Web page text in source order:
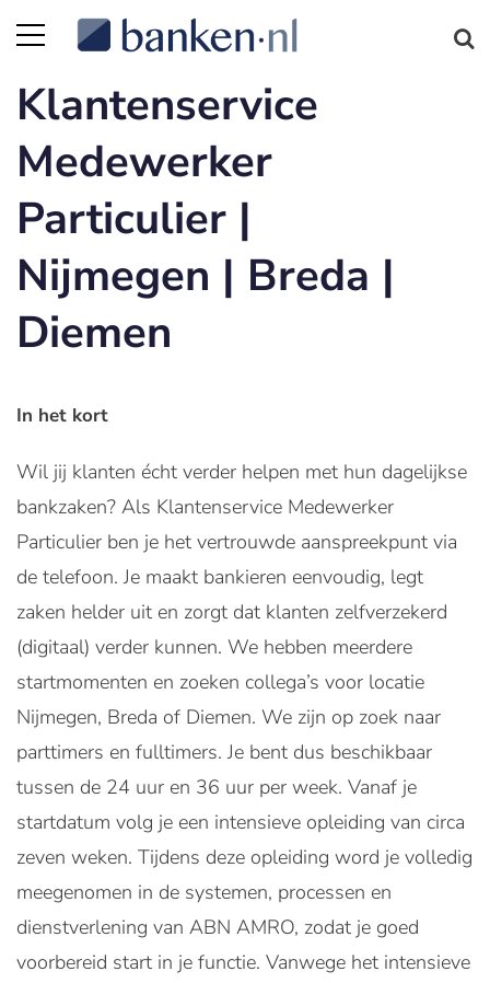
Klantenservice
Medewerker
Particulier |
Nijmegen | Breda |
Diemen
In het kort
Wil jij klanten écht verder helpen met hun dagelijkse
bankzaken? Als Klantenservice Medewerker
Particulier ben je het vertrouwde aanspreekpunt via
de telefoon. Je maakt bankieren eenvoudig, legt
zaken helder uit en zorgt dat klanten zelfverzekerd
(digitaal) verder kunnen. We hebben meerdere
startmomenten en zoeken collega’s voor locatie
Nijmegen, Breda of Diemen. We zijn op zoek naar
parttimers en fulltimers. Je bent dus beschikbaar
tussen de 24 uur en 36 uur per week. Vanaf je
startdatum volg je een intensieve opleiding van circa
zeven weken. Tijdens deze opleiding word je volledig
meegenomen in de systemen, processen en
dienstverlening van ABN AMRO, zodat je goed
voorbereid start in je functie. Vanwege het intensieve